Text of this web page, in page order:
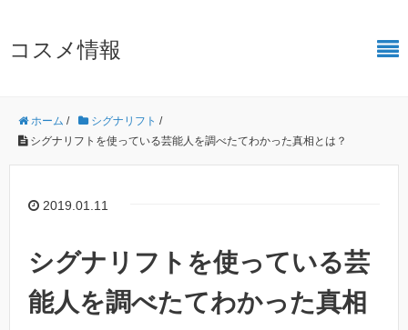
コスメ情報
ホーム / シグナリフト /
シグナリフトを使っている芸能人を調べたてわかった真相とは？
2019.01.11
シグナリフトを使っている芸
能人を調べたてわかった真相